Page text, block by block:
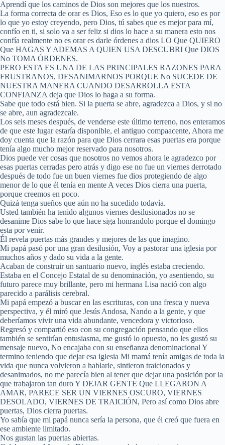
Aprendí que los caminos de Dios son mejores que los nuestros.
La forma correcta de orar es Dios, Eso es lo que yo quiero, eso es por
lo que yo estoy creyendo, pero Dios, tú sabes que es mejor para mí,
confío en ti, si solo va a ser feliz si dios lo hace a su manera esto nos
confía realmente no es orar es darle órdenes a dios LO Que QUIERO
Que HAGAS Y ADEMAS A QUIEN USA DESCUBRI Que DIOS
No TOMA ÓRDENES.
PERO ESTA ES UNA DE LAS PRINCIPALES RAZONES PARA
FRUSTRANOS, DESANIMARNOS PORQUE No SUCEDE DE
NUESTRA MANERA CUANDO DESARROLLA ESTA
CONFIANZA deja que Dios lo haga a su forma.
Sabe que todo está bien. Si la puerta se abre, agradezca a Dios, y si no
se abre, aun agradezcale.
Los seis meses después, de venderse este último terreno, nos enteramos
de que este lugar estaría disponible, el antiguo compaacente, Ahora me
doy cuenta que la razón para que Dios cerrara esas puertas era porque
tenía algo mucho mejor reservado para nosotros.
Dios puede ver cosas que nosotros no vemos ahora le agradezco por
esas puertas cerradas pero atrás y digo ese no fue un viernes derrotado
después de todo fue un buen viernes fue dios protegiendo de algo
menor de lo que él tenía en mente A veces Dios cierra una puerta,
porque creemos en poco.
Quizá tenga sueños que aún no ha sucedido todavía.
Usted también ha tenido algunos viernes desilusionados no se
desanime Dios sabe lo que hace siga honrandolo porque el domingo
esta por venir.
Él revela puertas más grandes y mejores de las que imagino.
Mi papá pasó por una gran desilusión, Voy a pastorar una iglesia por
muchos años y dado su vida a la gente.
Acaban de construir un santuario nuevo, inglés estaba creciendo.
Estaba en el Concejo Estatal de su denominación, yo asentiendo, su
futuro parece muy brillante, pero mi hermana Lisa nació con algo
parecido a parálisis cerebral.
Mi papá empezó a buscar en las escrituras, con una fresca y nueva
perspectiva, y él miró que Jesús Andosa, Nando a la gente, y que
deberíamos vivir una vida abundante, vencedora y victorioso.
Regresó y compartió eso con su congregación pensando que ellos
también se sentirían entusiasma, me gustó lo opuesto, no les gustó su
mensaje nuevo, No encajaba con su enseñanza denominacional Y
termino teniendo que dejar esa iglesia Mi mamá tenía amigas de toda la
vida que nunca volvieron a hablarle, sintieron traicionados y
desanimados, no me parecía bien al tener que dejar una posición por la
que trabajaron tan duro Y DEJAR GENTE Que LLEGARON A
AMAR, PARECE SER UN VIERNES OSCURO, VIERNES
DESOLADO, VIERNES DE TRAICIÓN, Pero así como Dios abre
puertas, Dios cierra puertas.
Yo sabía que mi papá nunca sería la persona, que él creó que fuera en
ese ambiente limitado.
Nos gustan las puertas abiertas.